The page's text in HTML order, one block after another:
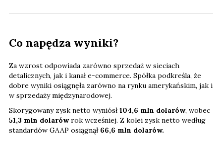
Co napędza wyniki?
Za wzrost odpowiada zarówno sprzedaż w sieciach
detalicznych, jak i kanał e-commerce. Spółka podkreśla, że
dobre wyniki osiągnęła zarówno na rynku amerykańskim, jak i
w sprzedaży międzynarodowej.
Skorygowany zysk netto wyniósł104,6 mln dolarów, wobec
51,3 mln dolarówrok wcześniej. Z kolei zysk netto według
standardów GAAP osiągnął 66,6 mln dolarów.